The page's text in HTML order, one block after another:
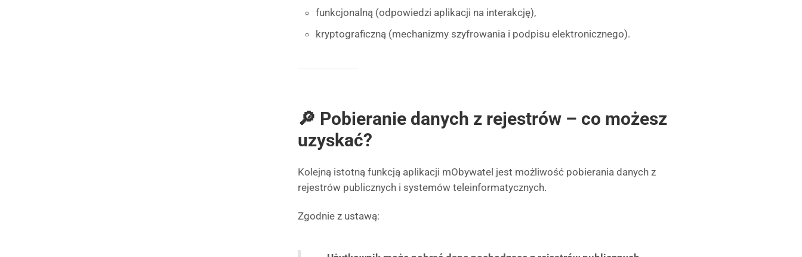
funkcjonalną (odpowiedzi aplikacji na interakcję),
kryptograficzną (mechanizmy szyfrowania i podpisu elektronicznego).
🔎 Pobieranie danych z rejestrów – co możesz
uzyskać?
Kolejną istotną funkcją aplikacji mObywatel jest możliwość pobierania danych z
rejestrów publicznych i systemów teleinformatycznych.
Zgodnie z ustawą: